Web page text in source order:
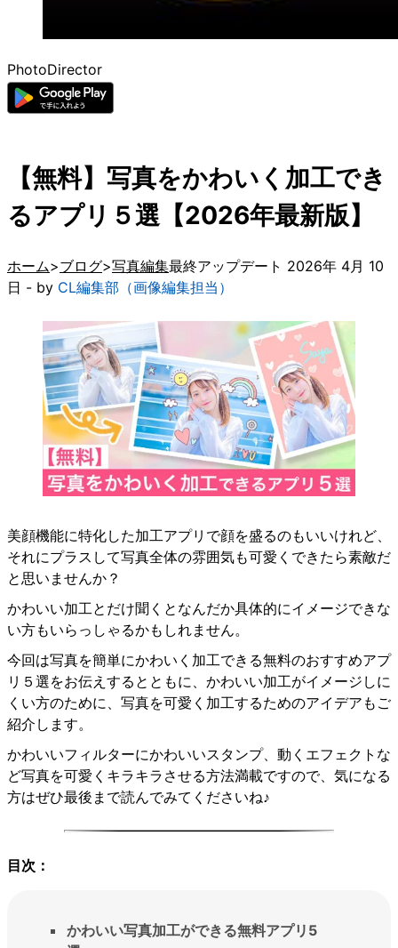
PhotoDirector
【無料】写真をかわいく加工でき
るアプリ５選【2026年最新版】
ホーム ブログ 写真編集最終アップデート 2026年 4月 10
日 - by CL編集部（画像編集担当）
美顔機能に特化した加工アプリで顔を盛るのもいいけれど、
それにプラスして写真全体の雰囲気も可愛くできたら素敵だ
と思いませんか？
かわいい加工とだけ聞くとなんだか具体的にイメージできな
い方もいらっしゃるかもしれません。
今回は写真を簡単にかわいく加工できる無料のおすすめアプ
リ５選をお伝えするとともに、かわいい加工がイメージしに
くい方のために、写真を可愛く加工するためのアイデアもご
紹介します。
かわいいフィルターにかわいいスタンプ、動くエフェクトな
ど写真を可愛くキラキラさせる方法満載ですので、気になる
方はぜひ最後まで読んでみてくださいね♪
目次：
かわいい写真加工ができる無料アプリ5